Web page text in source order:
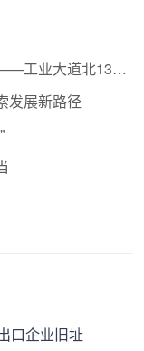
工业大道北132
发展新路径
口企业旧址